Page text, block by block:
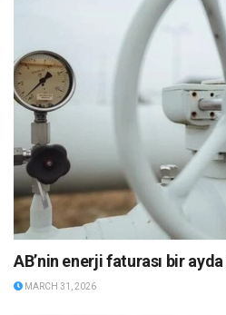
AB’nin enerji faturası bir
MARCH 31, 2026